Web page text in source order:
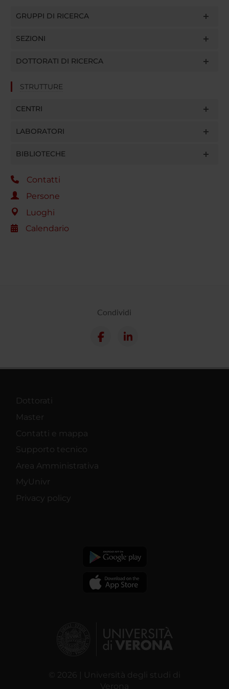
GRUPPI DI RICERCA
SEZIONI
DOTTORATI DI RICERCA
STRUTTURE
CENTRI
LABORATORI
BIBLIOTECHE
Contatti
Persone
Luoghi
Calendario
Condividi
Dottorati
Master
Contatti e mappa
Supporto tecnico
Area Amministrativa
MyUnivr
Privacy policy
© 2026 | Università degli studi di
Verona